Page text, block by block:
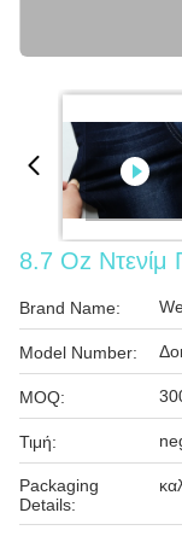
8.7 Oz Ντενίμ
Brand Name:
Model Number:
MOQ:
Τιμή:
Packaging
Details: